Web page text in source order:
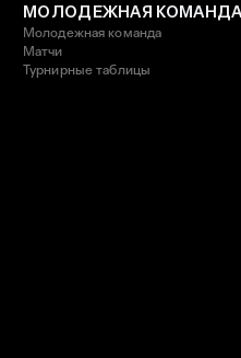
МОЛОДЕЖНАЯ
Молодежная команда
Матчи
Турнирные таблицы